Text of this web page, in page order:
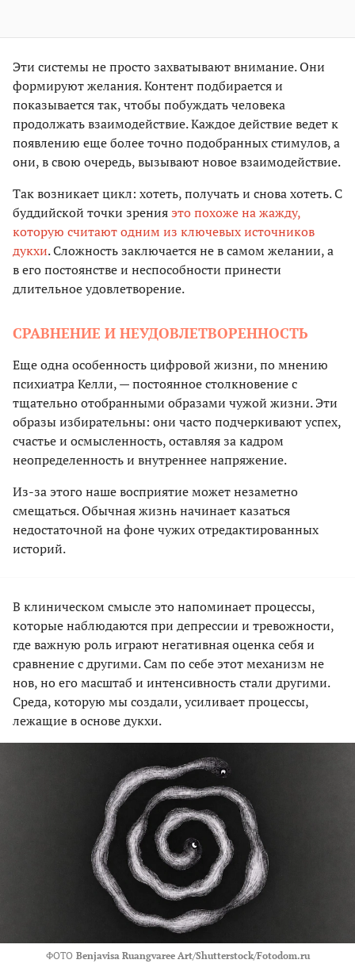
Эти системы не просто захватывают внимание. Они
формируют желания. Контент подбирается и
показывается так, чтобы побуждать человека
продолжать взаимодействие. Каждое действие ведет к
появлению еще более точно подобранных стимулов, а
они, в свою очередь, вызывают новое взаимодействие.
Так возникает цикл: хотеть, получать и снова хотеть. С
буддийской точки зренияэто похоже на жажду,
которую считают одним из ключевых источников
дукхи. Сложность заключается не в самом желании, а
в его постоянстве и неспособности принести
длительное удовлетворение.
СРАВНЕНИЕ И НЕУДОВЛЕТВОРЕННОСТЬ
Еще одна особенность цифровой жизни, по мнению
психиатра Келли, — постоянное столкновение с
тщательно отобранными образами чужой жизни. Эти
образы избирательны: они часто подчеркивают успех,
счастье и осмысленность, оставляя за кадром
неопределенность и внутреннее напряжение.
Из-за этого наше восприятие может незаметно
смещаться. Обычная жизнь начинает казаться
недостаточной на фоне чужих отредактированных
историй.
В клиническом смысле это напоминает процессы,
которые наблюдаются при депрессии и тревожности,
где важную роль играют негативная оценка себя и
сравнение с другими. Сам по себе этот механизм не
нов, но его масштаб и интенсивность стали другими.
Среда, которую мы создали, усиливает процессы,
лежащие в основе дукхи.
ФОТО Benjavisa Ruangvaree Art/Shutterstock/Fotodom.ru